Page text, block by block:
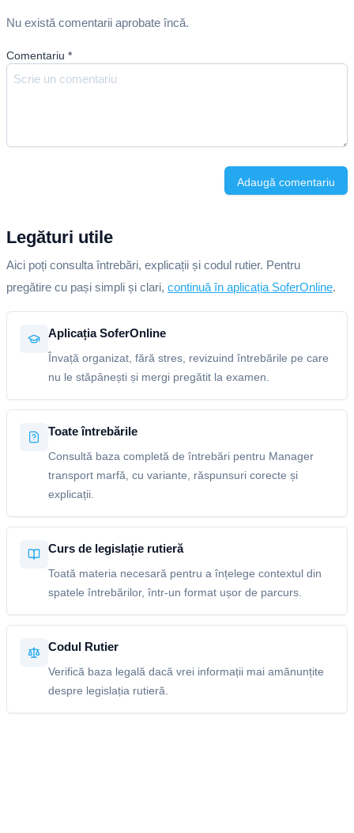
Nu există comentarii aprobate încă.
Comentariu *
Adaugă comentariu
Legături utile
Aici poți consulta întrebări, explicații și codul rutier. Pentru
pregătire cu pași simpli și clari, continuă în aplicația SoferOnline.
Aplicația SoferOnline
Învață organizat, fără stres, revizuind întrebările pe care
nu le stăpânești și mergi pregătit la examen.
Toate întrebările
Consultă baza completă de întrebări pentru Manager
transport marfă, cu variante, răspunsuri corecte și
explicații.
Curs de legislație rutieră
Toată materia necesară pentru a înțelege contextul din
spatele întrebărilor, într-un format ușor de parcurs.
Codul Rutier
Verifică baza legală dacă vrei informații mai amănunțite
despre legislația rutieră.